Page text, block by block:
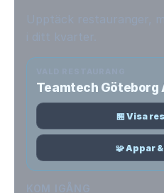
Teamtech Göteborg
🏪 Visa
🧩 Appar